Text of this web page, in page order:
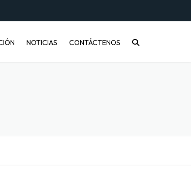
NOTICIAS CONTÁCTENOS